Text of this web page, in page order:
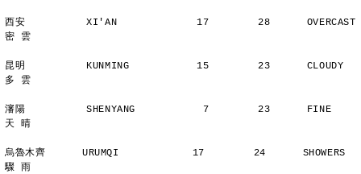
西安          XI'AN             17        28      OVERCAST
密 雲
昆明          KUNMING           15        23      CLOUDY
多 雲
瀋陽          SHENYANG           7        23      FINE
天 晴
烏魯木齊      URUMQI            17        24      SHOWERS
驟 雨